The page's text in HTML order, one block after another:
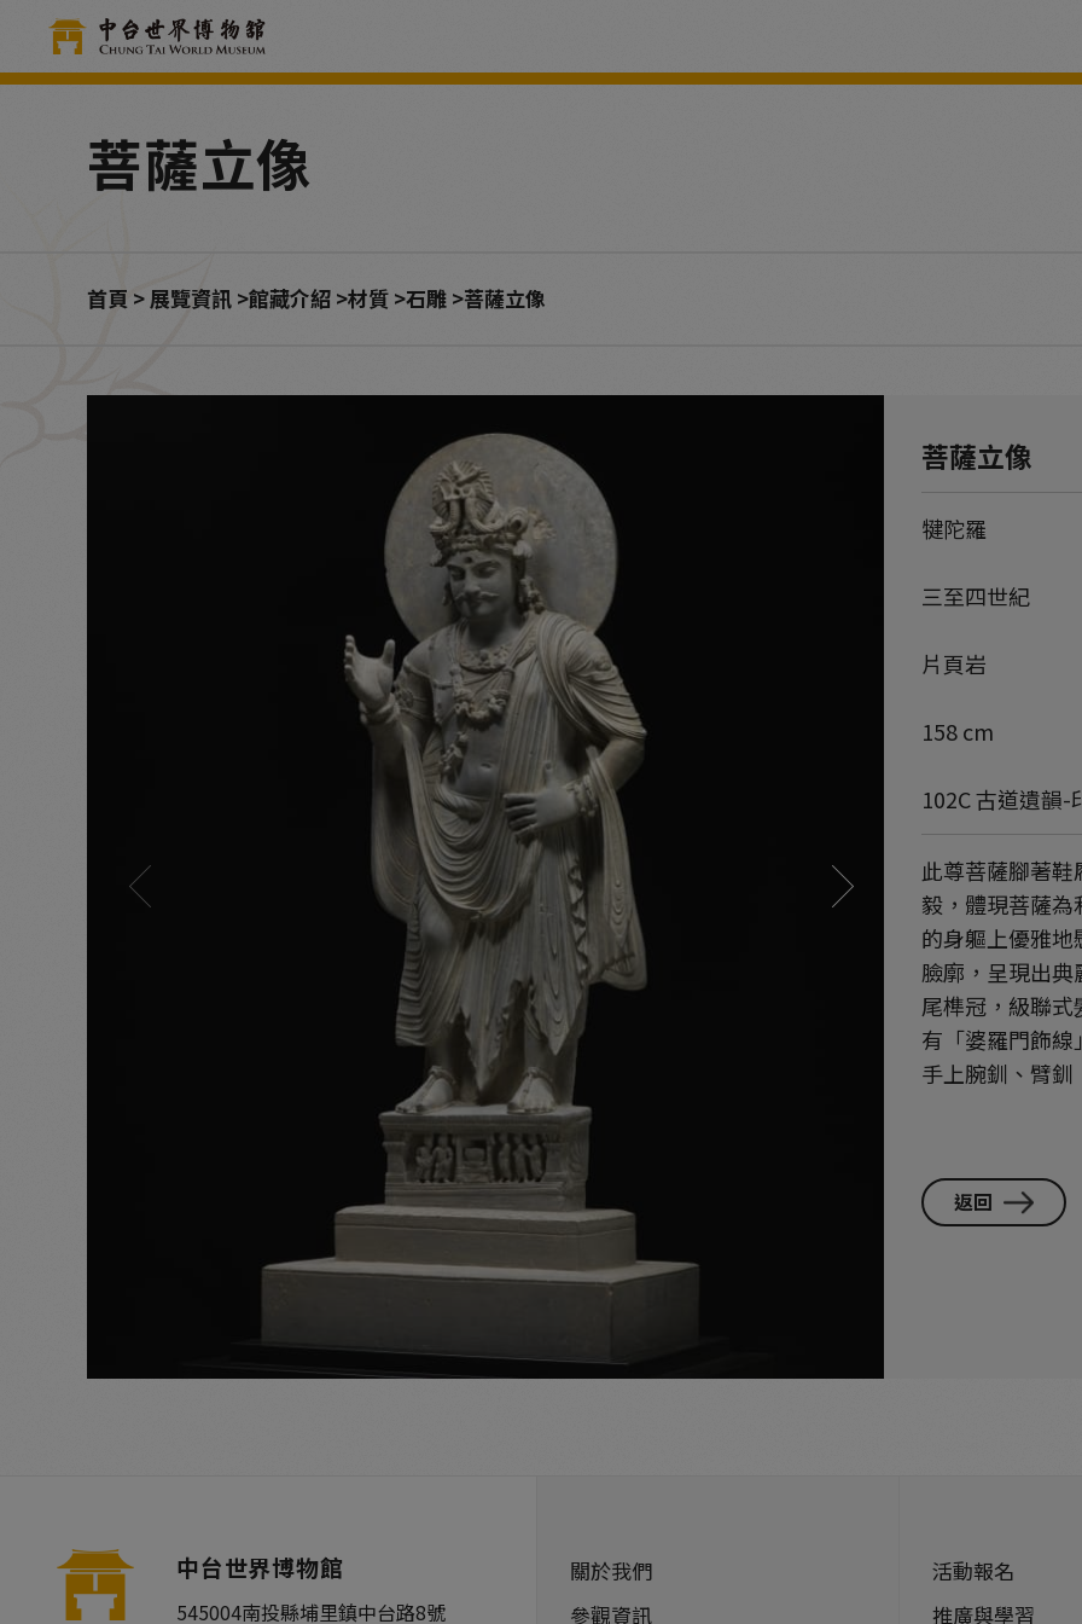
菩薩立像
首頁 展覽資訊 館藏介紹 材質 石雕 菩薩立像
菩薩立像
犍陀羅
三至四世紀
片頁岩
158 cm
102C 古道遺韻-
此尊菩薩腳著
毅，體現菩薩
的身軀上優雅
臉廓，呈現出
尾榫冠，級聯
有「婆羅門飾
手上腕釧、臂
返回
中台世界博物館
545004南投縣埔里鎮中台路8號
關於我們
參觀資訊
活動報名
推廣與學習
Cookie管理面板